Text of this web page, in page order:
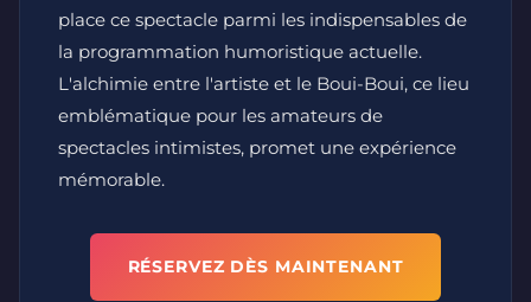
place ce spectacle parmi les indispensables de
la programmation humoristique actuelle.
L'alchimie entre l'artiste et le Boui-Boui, ce lieu
emblématique pour les amateurs de
spectacles intimistes, promet une expérience
mémorable.
RÉSERVEZ DÈS MAINTENANT